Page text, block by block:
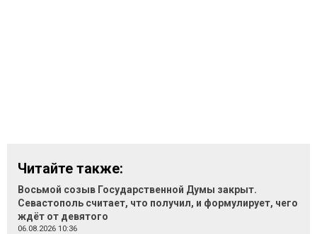
Читайте также:
Восьмой созыв Государственной Думы закрыт.
Севастополь считает, что получил, и формулирует, чего
ждёт от девятого
06.08.2026 10:36